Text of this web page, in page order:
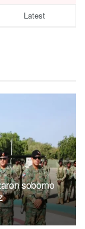
Latest
soborno